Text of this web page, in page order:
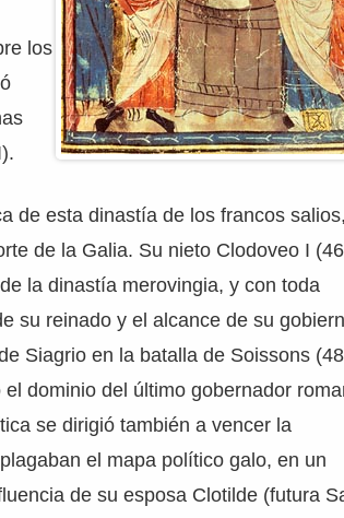
los
de esta dinastía de los francos
de la Galia. Su nieto Clodoveo I
la dinastía merovingia, y con toda
su reinado y el alcance de su
Siagrio en la batalla de Soissons
dominio del último gobernador
se dirigió también a vencer la
el mapa político galo, en un
de su esposa Clotilde (futura